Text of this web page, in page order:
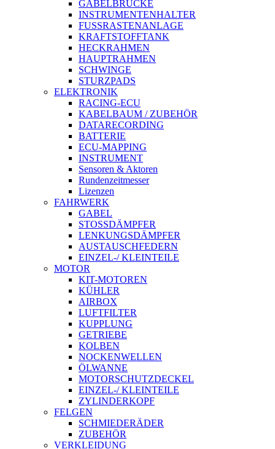
GABELBRÜCKE
INSTRUMENTENHALTER
FUSSRASTENANLAGE
KRAFTSTOFFTANK
HECKRAHMEN
HAUPTRAHMEN
SCHWINGE
STURZPADS
ELEKTRONIK
RACING-ECU
KABELBAUM / ZUBEHÖR
DATARECORDING
BATTERIE
ECU-MAPPING
INSTRUMENT
Sensoren & Aktoren
Rundenzeitmesser
Lizenzen
FAHRWERK
GABEL
STOSSDÄMPFER
LENKUNGSDÄMPFER
AUSTAUSCHFEDERN
EINZEL-/ KLEINTEILE
MOTOR
KIT-MOTOREN
KÜHLER
AIRBOX
LUFTFILTER
KUPPLUNG
GETRIEBE
KOLBEN
NOCKENWELLEN
ÖLWANNE
MOTORSCHUTZDECKEL
EINZEL-/ KLEINTEILE
ZYLINDERKOPF
FELGEN
SCHMIEDERÄDER
ZUBEHÖR
VERKLEIDUNG